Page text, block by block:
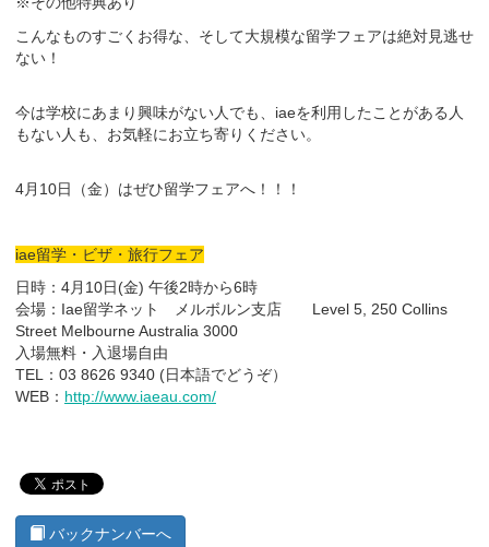
こんなものすごくお得な、そして大規模な留学フェアは絶対見逃せ
ない！
今は学校にあまり興味がない人でも、iaeを利用したことがある人
もない人も、お気軽にお立ち寄りください。
4月10日（金）はぜひ留学フェアへ！！！
iae留学・ビザ・旅行フェア
日時：4月10日(金) 午後2時から6時
会場：Iae留学ネット メルボルン支店 Level 5, 250 Collins
Street Melbourne Australia 3000
入場無料・入退場自由
TEL：03 8626 9340 (日本語でどうぞ）
WEB： http://www.iaeau.com/
バックナンバーへ